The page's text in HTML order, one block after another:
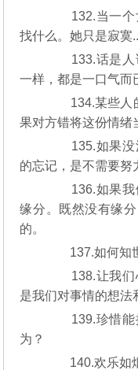
132.当一个
找什么。她只是寂寞
133.话是人
一样，都是一口气而
134.某些人的
果对方错将这份情绪
135.如果没
的忘记，是不需要努
136.如果我
缘分。既然没有缘
的。
137.如何知世
138.让我们
是我们对事情的想法
139.珍惜能
为？
140.欢乐如烟